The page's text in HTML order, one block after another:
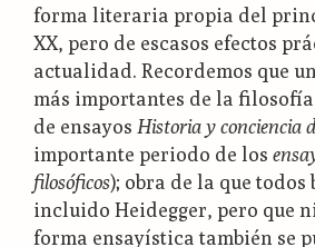
forma literaria propia del
XX, pero de escasos efectos
actualidad. Recordemos que
más importantes de la
de ensayos Historia y conciencia
importante periodo de los
filosóficos); obra de la que todos
incluido Heidegger, pero que
forma ensayística también se